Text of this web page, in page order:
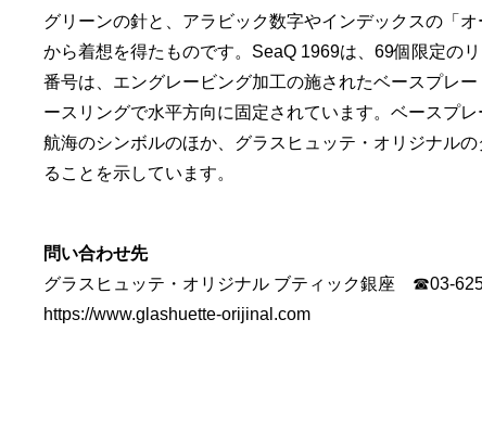
グリーンの針と、アラビック数字やインデックスの「
から着想を得たものです。SeaQ 1969は、69個限定の
番号は、エングレービング加工の施されたベースプレ
ースリングで水平方向に固定されています。ベースプ
航海のシンボルのほか、グラスヒュッテ・オリジナル
ることを示しています。
問い合わせ先
グラスヒュッテ・オリジナル ブティック銀座 ☎03-
https://www.glashuette-orijinal.com